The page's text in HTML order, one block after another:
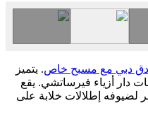
دبي مع مسبح خاص. يتميز
دار أزياء فيرساتشي. يقع
لضيوفه إطلالات خلابة على